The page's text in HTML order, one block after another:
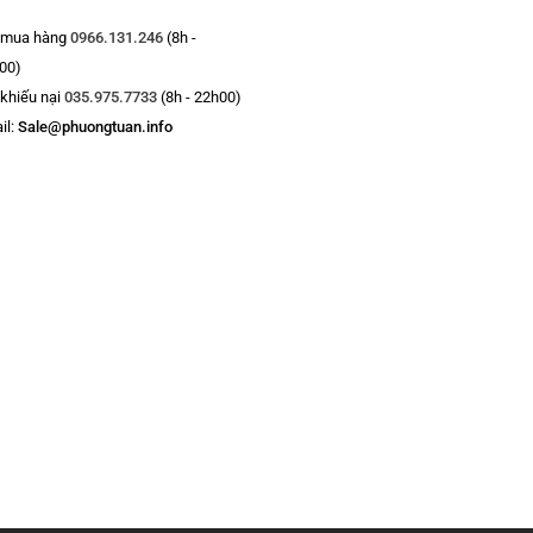
hàng0966.131.246(8h -
nại035.975.7733(8h - 22h00)
Sale@phuongtuan.info